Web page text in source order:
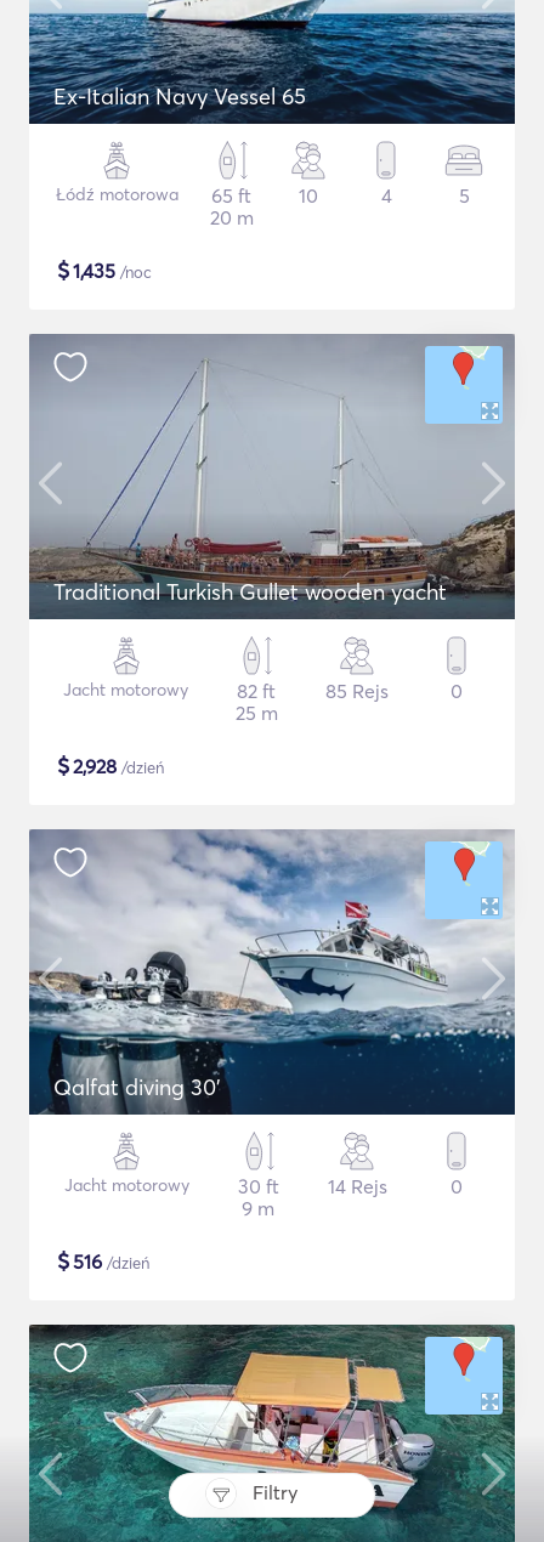
Filtry
Ex-Italian Navy Vessel 65
Łódź motorowa
65 ft
20 m
10 4 5
$1,435 /noc
Traditional Turkish Gullet wooden yacht
Jacht motorowy
82 ft
25 m
85 Rejs 0
$2,928 /dzień
Qalfat diving 30'
Jacht motorowy
30 ft
9 m
14 Rejs 0
$516 /dzień